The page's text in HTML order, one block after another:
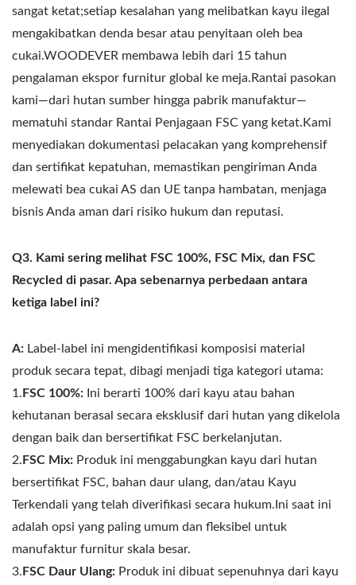
sangat ketat;setiap kesalahan yang melibatkan kayu ilegal
mengakibatkan denda besar atau penyitaan oleh bea
cukai.WOODEVER membawa lebih dari 15 tahun
pengalaman ekspor furnitur global ke meja.Rantai pasokan
kami—dari hutan sumber hingga pabrik manufaktur—
mematuhi standar Rantai Penjagaan FSC yang ketat.Kami
menyediakan dokumentasi pelacakan yang komprehensif
dan sertifikat kepatuhan, memastikan pengiriman Anda
melewati bea cukai AS dan UE tanpa hambatan, menjaga
bisnis Anda aman dari risiko hukum dan reputasi.
Q3. Kami sering melihat FSC 100%, FSC Mix, dan FSC
Recycled di pasar. Apa sebenarnya perbedaan antara
ketiga label ini?
A: Label-label ini mengidentifikasi komposisi material
produk secara tepat, dibagi menjadi tiga kategori utama:
1. FSC 100%: Ini berarti 100% dari kayu atau bahan
kehutanan berasal secara eksklusif dari hutan yang dikelola
dengan baik dan bersertifikat FSC berkelanjutan.
2. FSC Mix: Produk ini menggabungkan kayu dari hutan
bersertifikat FSC, bahan daur ulang, dan/atau Kayu
Terkendali yang telah diverifikasi secara hukum.Ini saat ini
adalah opsi yang paling umum dan fleksibel untuk
manufaktur furnitur skala besar.
3. FSC Daur Ulang: Produk ini dibuat sepenuhnya dari kayu